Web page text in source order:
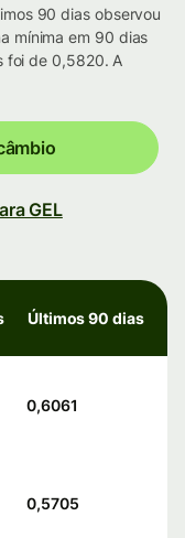
90 dias observou
mínima em 90 dias
foi de 0,5820. A
GEL
Últimos 90 dias
0,6061
0,5705